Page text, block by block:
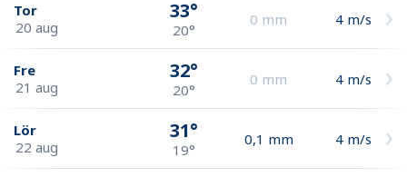
Tor
20 aug
33°
20°
0 mm 4 m/s
Fre
21 aug
32°
20°
0 mm 4 m/s
Lör
22 aug
31°
19°
0,1 mm 4 m/s